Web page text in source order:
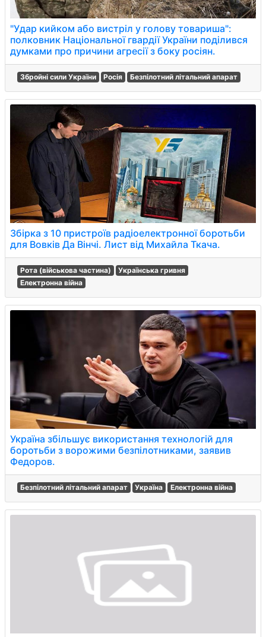
"Удар кийком або вистріл у голову товариша":
полковник Національної гвардії України поділився
думками про причини агресії з боку росіян.
Збройні сили України Росія Безпілотний літальний апарат
Збірка з 10 пристроїв радіоелектронної боротьби
для Вовків Да Вінчі. Лист від Михайла Ткача.
Рота (військова частина)
Українська гривня
Електронна війна
Україна збільшує використання технологій для
боротьби з ворожими безпілотниками, заявив
Федоров.
Безпілотний літальний апарат Україна Електронна війна